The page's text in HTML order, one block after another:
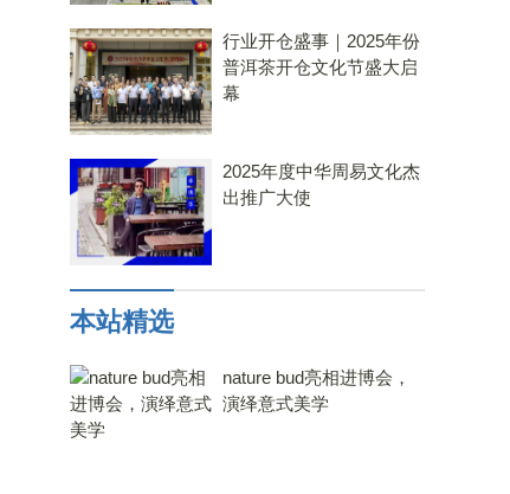
行业开仓盛事｜2025年份
普洱茶开仓文化节盛大启
幕
2025年度中华周易文化杰
出推广大使
本站精选
nature bud亮相进博会，
演绎意式美学